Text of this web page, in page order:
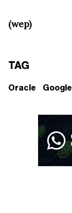
(wep)
TAG
Oracle Google